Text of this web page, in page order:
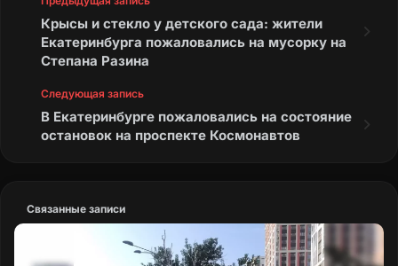
Крысы и стекло у детского сада: жители
Екатеринбурга пожаловались на мусорку на
Степана Разина
Следующая запись
В Екатеринбурге пожаловались на состояние
остановок на проспекте Космонавтов
Связанные записи